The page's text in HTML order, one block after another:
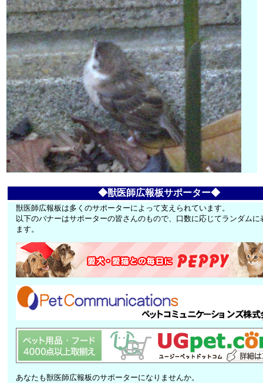
◆獣医師広報板サポーター◆
獣医師広報板は多くのサポーターによって支えられています。
以下のバナーはサポーターの皆さんのもので、口数に応じてランダムに
ます。
あなたも獣医師広報板のサポーターになりませんか。